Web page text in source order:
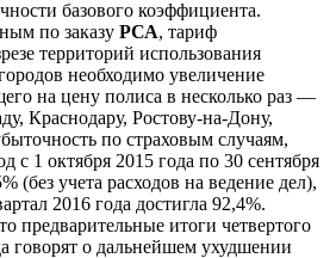
базового коэффициента.
по заказу РСА, тариф
территорий использования
необходимо увеличение
на цену полиса в несколько раз —
Краснодару, Ростову-на-Дону,
по страховым случаям,
с 1 октября 2015 года по 30 сентября
(без учета расходов на ведение дел),
2016 года достигла 92,4%.
предварительные итоги четвертого
говорят о дальнейшем ухудшении